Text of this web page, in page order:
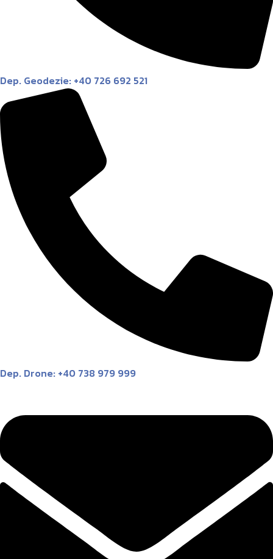
Dep. Geodezie: +40 726 692 521
Dep. Drone: +40 738 979 999